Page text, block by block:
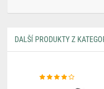
DALŠÍ PRODUKTY Z